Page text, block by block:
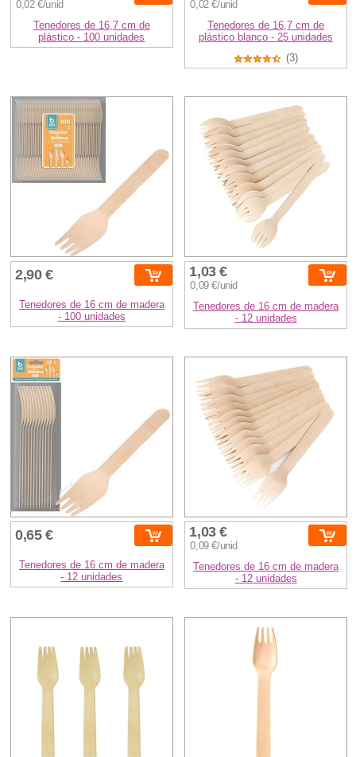
0,02 €/unid
Tenedores de 16,7 cm de
plástico - 100 unidades
0,02 €/unid
Tenedores de 16,7 cm de
plástico blanco - 25 unidades
(3)
2,90 €
Tenedores de 16 cm de madera
- 100 unidades
1,03 €
0,09 €/unid
Tenedores de 16 cm de madera
- 12 unidades
0,65 €
Tenedores de 16 cm de madera
- 12 unidades
1,03 €
0,09 €/unid
Tenedores de 16 cm de madera
- 12 unidades